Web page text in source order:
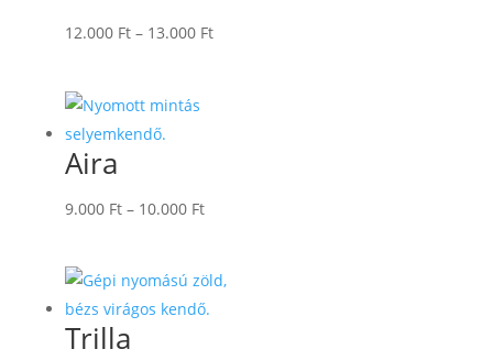
12.000 Ft – 13.000 FtÁrtartomány:
Aira
9.000 Ft – 10.000 FtÁrtartomány:
10.000 Ft
Trilla